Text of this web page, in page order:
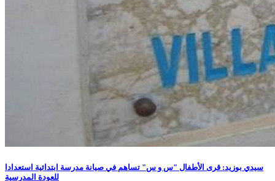
سيدي بوزيد: قرى الأطفال "س و س" تساهم في صيانة مدرسة ابتدائية استعدادا
للعودة المدرسية